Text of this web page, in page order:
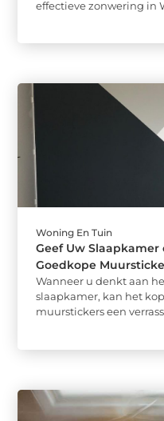
effectieve zonwering in
Woning En Tuin
Geef Uw
Goedkope
Wanneer u denkt aan
slaapkamer, kan het
muurstickers een